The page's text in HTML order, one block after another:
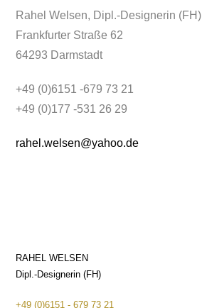
Rahel Welsen, Dipl.-Designerin (FH)
Frankfurter Straße 62
64293 Darmstadt
+49 (0)6151 -679 73 21
+49 (0)177 -531 26 29
rahel.welsen@yahoo.de
RAHEL WELSEN
Dipl.-Designerin (FH)
+49 (0)6151 - 679 73 21